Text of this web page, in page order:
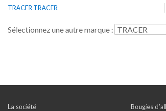
TRACER TRACER
Sélectionnez une autre marque :
La société
Bougies